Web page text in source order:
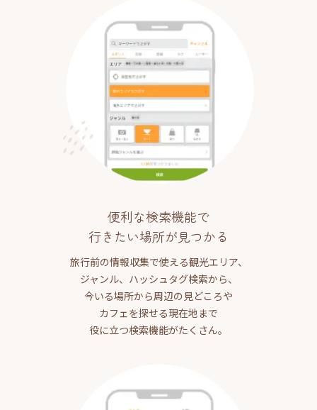
便利な検索機能で
行きたい場所が見つかる
旅行前の情報収集で使える観光エリア、
ジャンル、ハッシュタグ検索から、
今いる場所から周辺の見どころや
カフェを探せる現在地まで
役に立つ検索機能がたくさん。